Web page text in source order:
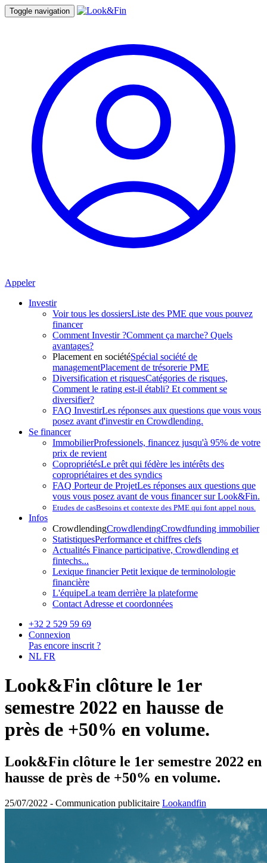
Toggle navigation
Appeler
Investir
Voir tous les dossiersListe des PME que vous pouvez
financer
Comment Investir ?Comment ça marche? Quels
avantages?
Placement en sociétéSpécial société de
managementPlacement de trésorerie PME
Diversification et risquesCatégories de risques,
Comment le rating est-il établi? Et comment se
diversifier?
FAQ InvestirLes réponses aux questions que vous vous
posez avant d'investir en Crowdlending.
Se financer
ImmobilierProfessionels, financez jusqu'à 95% de votre
prix de revient
CopropriétésLe prêt qui fédère les intérêts des
copropriétaires et des syndics
FAQ Porteur de ProjetLes réponses aux questions que
vous vous posez avant de vous financer sur Look&Fin.
Etudes de casBesoins et contexte des PME qui font appel nous.
Infos
CrowdlendingCrowdlendingCrowdfunding immobilier
StatistiquesPerformance et chiffres clefs
Actualités Finance participative, Crowdlending et
fintechs...
Lexique financierPetit lexique de terminolologie
financière
L'équipeLa team derrière la plateforme
Contact Adresse et coordonnées
+32 2 529 59 69
Connexion
Pas encore inscrit ?
NL FR
Look&Fin clôture le 1er
semestre 2022 en hausse de
près de +50% en volume.
Look&Fin clôture le 1er semestre 2022 en
hausse de près de +50% en volume.
25/07/2022 - Communication publicitaire Lookandfin